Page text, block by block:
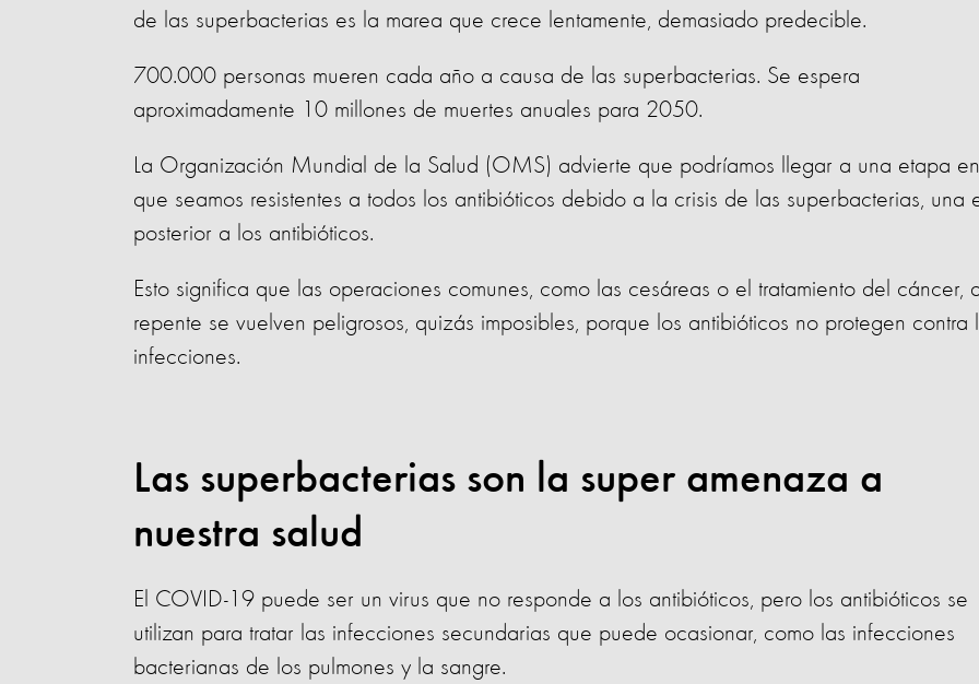
de las superbacterias es la marea que crece lentamente, demasiado predecible.
700.000 personas mueren cada año a causa de las superbacterias. Se espera
aproximadamente 10 millones de muertes anuales para 2050.
La Organización Mundial de la Salud (OMS) advierte que podríamos llegar a una etapa
que seamos resistentes a todos los antibióticos debido a la crisis de las superbacterias, una
posterior a los antibióticos.
Esto significa que las operaciones comunes, como las cesáreas o el tratamiento del cáncer,
repente se vuelven peligrosos, quizás imposibles, porque los antibióticos no protegen contra
infecciones.
Las superbacterias son la super amenaza a
nuestra salud
El COVID-19 puede ser un virus que no responde a los antibióticos, pero los antibióticos se
utilizan para tratar las infecciones secundarias que puede ocasionar, como las infecciones
bacterianas de los pulmones y la sangre.